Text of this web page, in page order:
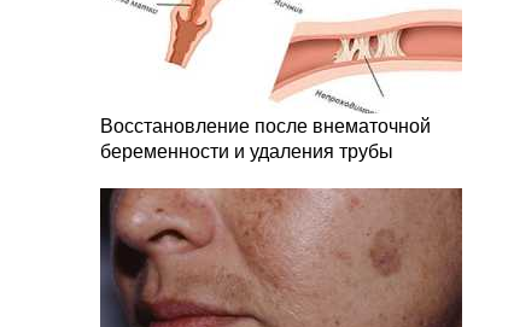
Восстановление после внематочной
беременности и удаления трубы